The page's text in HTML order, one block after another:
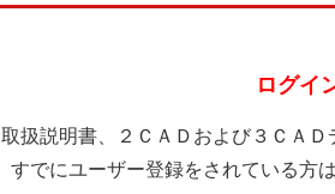
ログイ
取扱説明書、２ＣＡＤおよび３ＣＡ
すでにユーザー登録をされている方